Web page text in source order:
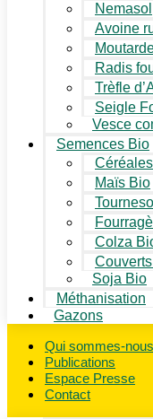
Nemasol
Avoine
Radis
Trèfle
Seigle
Vesce
Semences Bio
Maïs Bio
Colza
Soja Bio
Méthanisation
Gazons
Qui sommes-
Publications
Espace Presse
Contact